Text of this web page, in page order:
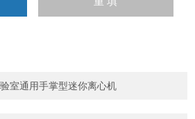
室通用手掌型迷你离心机